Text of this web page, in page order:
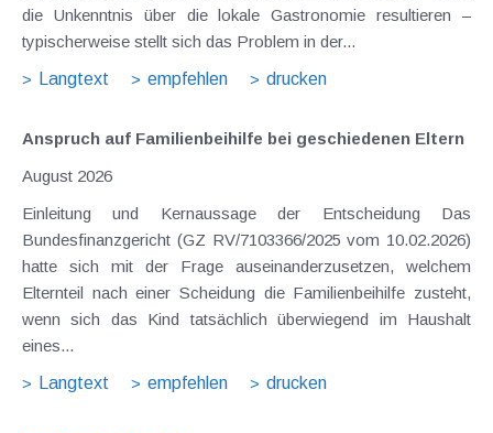
die Unkenntnis über die lokale Gastronomie resultieren –
typischerweise stellt sich das Problem in der...
Langtext
empfehlen drucken
Anspruch auf Familienbeihilfe bei geschiedenen Eltern
August 2026
Einleitung und Kernaussage der Entscheidung Das
Bundesfinanzgericht (GZ RV/7103366/2025 vom 10.02.2026)
hatte sich mit der Frage auseinanderzusetzen, welchem
Elternteil nach einer Scheidung die Familienbeihilfe zusteht,
wenn sich das Kind tatsächlich überwiegend im Haushalt
eines...
Langtext
empfehlen drucken